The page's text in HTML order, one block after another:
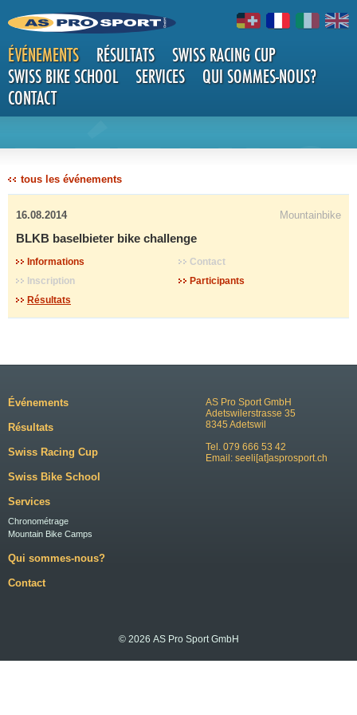
ÉVÉNEMENTS RÉSULTATS
SWISS RACING CUP
SWISS BIKE SCHOOL
SERVICES
QUI SOMMES-NOUS?
CONTACT
DÉTAILS
tous les événements
16.08.2014 Mountainbike
BLKB baselbieter bike challenge
Informations
Contact
Inscription
Participants
Résultats
AS Pro Sport GmbH
Adetswilerstrasse 35
8345 Adetswil
Tel. 079 666 53 42
Email: seeli[at]asprosport.ch
Événements
Résultats
Swiss Racing Cup
Swiss Bike School
Services
Chronométrage
Mountain Bike Camps
Qui sommes-nous?
Contact
© 2026 AS Pro Sport GmbH